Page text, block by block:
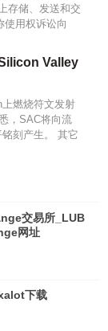
存储、发送和交
使用权诉讼向
Valley
燃烧符文发射
，SAC将向流
刻产生。 其它
交易所_LUB
网址
下载